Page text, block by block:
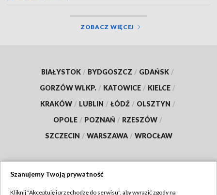
ZOBACZ WIĘCEJ
BIAŁYSTOK / BYDGOSZCZ / GDAŃSK /
GORZÓW WLKP. / KATOWICE / KIELCE /
KRAKÓW / LUBLIN / ŁÓDŹ / OLSZTYN /
OPOLE / POZNAŃ / RZESZÓW /
SZCZECIN / WARSZAWA / WROCŁAW
Szanujemy Twoją prywatność
Kliknij "Akceptuję i przechodzę do serwisu", aby wyrazić zgody na